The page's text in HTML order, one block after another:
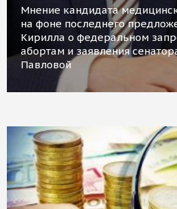
Мнение кандидата
на фоне последнего
Кирилла о федеральном
абортам и заявления
Павловой